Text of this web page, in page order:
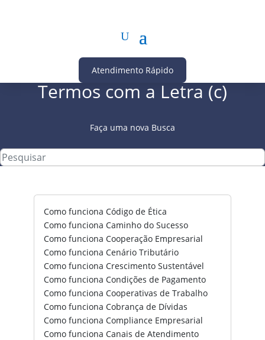
Atendimento Rápido
Termos com a Letra (c)
Faça uma nova Busca
Como funciona Código de Ética
Como funciona Caminho do Sucesso
Como funciona Cooperação Empresarial
Como funciona Cenário Tributário
Como funciona Crescimento Sustentável
Como funciona Condições de Pagamento
Como funciona Cooperativas de Trabalho
Como funciona Cobrança de Dívidas
Como funciona Compliance Empresarial
Como funciona Canais de Atendimento